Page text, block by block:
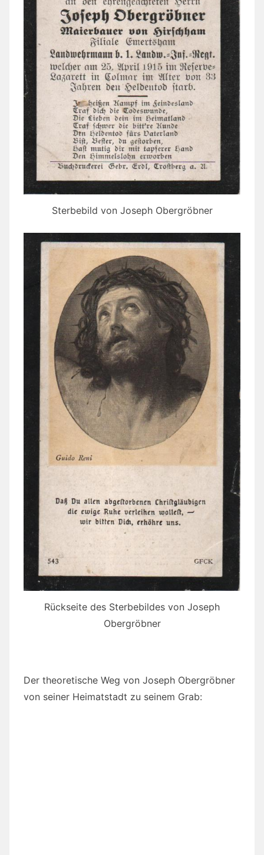
Sterbebild von Joseph Obergröbner
Rückseite des Sterbebildes von Joseph
Obergröbner
Der theoretische Weg von Joseph Obergröbner
von seiner Heimatstadt zu seinem Grab: